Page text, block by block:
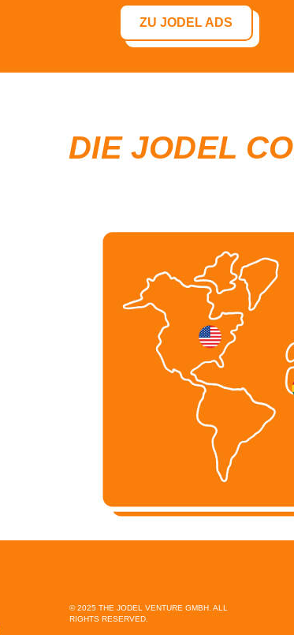
ZU JODEL ADS
DIE JODEL
© 2025 THE JODEL VENTURE GMBH. ALL
RIGHTS RESERVED.